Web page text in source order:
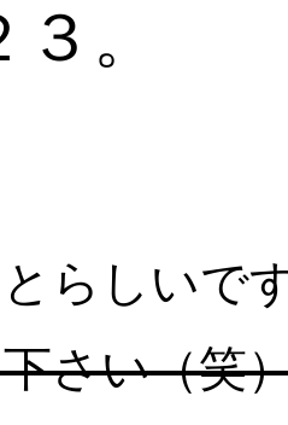
。
とらしいで
さい（笑